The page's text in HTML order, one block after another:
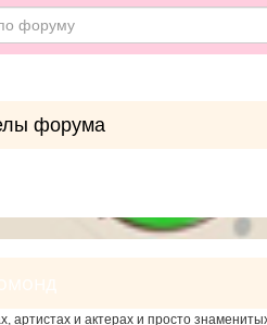
форума
артистах и актерах и просто